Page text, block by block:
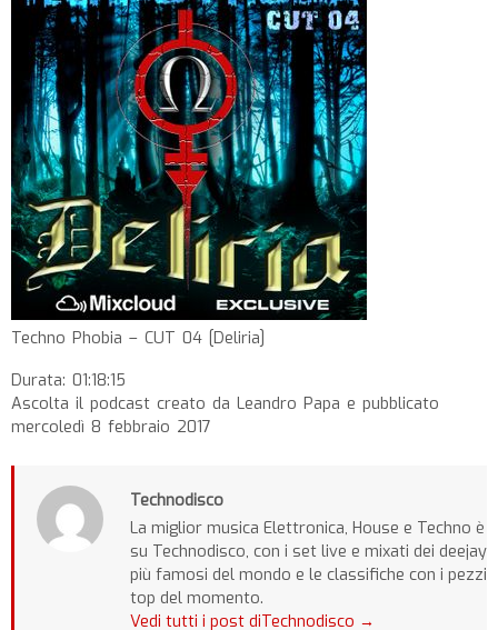
Techno Phobia – CUT 04 [Deliria]
Durata: 01:18:15
Ascolta il podcast creato da Leandro Papa e pubblicato
mercoledì 8 febbraio 2017
Technodisco
La miglior musica Elettronica, House e Techno è
su Technodisco, con i set live e mixati dei deejay
più famosi del mondo e le classifiche con i pezzi
top del momento.
Vedi tutti i post diTechnodisco →